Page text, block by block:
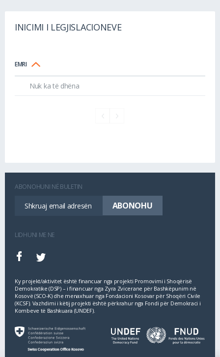
INICIMI I LEGJISLACIONEVE
EMRI
Nuk ka të dhëna
ABONOHUNI NË BULETIN
LIDHUNI ME NE
Ky projekt/aktivitet është financuar nga projekti Promovimi i Shoqërisë
Demokratike (DSP) – i financuar nga Zyra Zvicerane për Bashkëpunim në
Kosovë (SCO‐K) dhe menaxhuar nga Fondacioni Kosovar për Shoqëri Civile
(KCSF). Vazhdimi i këtij projekti është përkrahur nga Fondi për Demokraci i
Kombeve të Bashkuara (UNDEF).